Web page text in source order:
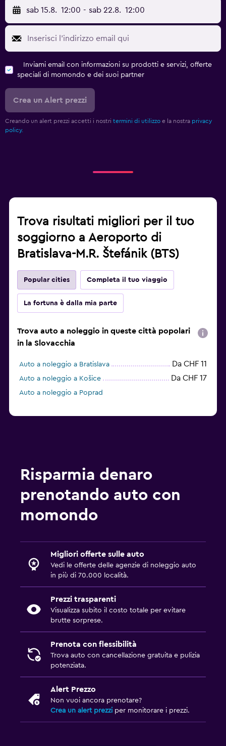
sab 15.8. 12:00 - sab 22.8. 12:00
Inviami email con informazioni su prodotti e servizi, offerte
speciali di momondo e dei suoi partner
Crea un Alert prezzi
Creando un alert prezzi accetti i nostri termini di utilizzo e la nostra privacy
policy.
Trova risultati migliori per il tuo
soggiorno a Aeroporto di
Bratislava-M.R. Štefánik (BTS)
Popular cities Completa il tuo viaggio
La fortuna è dalla mia parte
Trova auto a noleggio in queste città popolari
in la Slovacchia
Auto a noleggio a Bratislava Da CHF 11
Auto a noleggio a Košice Da CHF 17
Auto a noleggio a Poprad
Risparmia denaro
prenotando auto con
momondo
Migliori offerte sulle auto
Vedi le offerte delle agenzie di noleggio auto
in più di 70.000 località.
Prezzi trasparenti
Visualizza subito il costo totale per evitare
brutte sorprese.
Prenota con flessibilità
Trova auto con cancellazione gratuita e pulizia
potenziata.
Alert Prezzo
Non vuoi ancora prenotare?
Crea un alert prezzi per monitorare i prezzi.